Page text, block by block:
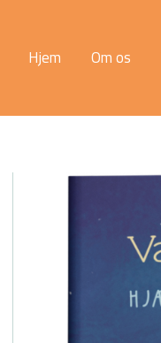
Hjem Om os